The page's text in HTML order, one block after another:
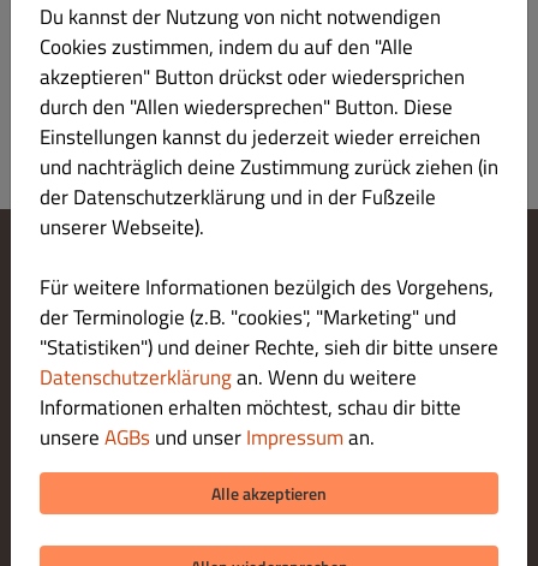
Registrieren
Cookie-Einstellungen ändern
Kontaktiere uns
Datenschutzerklärung
Allgemeine Geschäftsbedingungen
Impressum
LIEFERUNG ZAHLUNGSARTEN
ZAHLUNGSARTEN BEI ABHOLUNG
Du kannst der Nutzung von nicht notwendigen
Cookies zustimmen, indem du auf den "Alle
akzeptieren" Button drückst oder wiedersprichen
durch den "Allen wiedersprechen" Button. Diese
Einstellungen kannst du jederzeit wieder erreichen
und nachträglich deine Zustimmung zurück ziehen (in
der Datenschutzerklärung und in der Fußzeile
unserer Webseite).
Für weitere Informationen bezülgich des Vorgehens,
der Terminologie (z.B. "cookies", "Marketing" und
"Statistiken") und deiner Rechte, sieh dir bitte unsere
Datenschutzerklärungan. Wenn du weitere
Informationen erhalten möchtest, schau dir bitte
unsereAGBsund unserImpressuman.
Alle akzeptieren